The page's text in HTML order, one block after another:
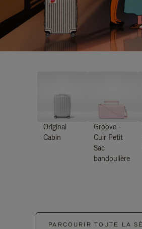
Original
Cabin
Groove -
Cuir Petit
Sac
bandoulière
PARCOURIR TOUTE LA